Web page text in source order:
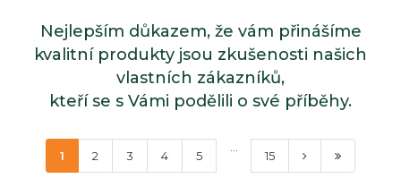
Nejlepším důkazem, že vám přinášíme
kvalitní produkty jsou zkušenosti našich
vlastních zákazníků,
kteří se s Vámi podělili o své příběhy.
1 2 3 4 5
...
15